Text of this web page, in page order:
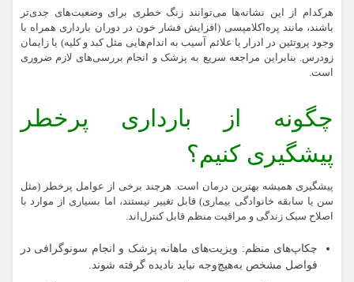
هرکدام از این نشانه‌ها می‌توانند زنگ خطری برای وضعیت‌های جدی‌تر
باشند، مانند پره‌اکلامپسی (افزایش فشار خون در دوران بارداری همراه با
وجود پروتئین در ادرار یا علائم آسیب به اندام‌هایی مثل کبد و کلیه) یا زایمان
زودرس. بنابراین مراجعه سریع به پزشک و انجام بررسی‌های لازم ضروری
است.
چگونه از بارداری پرخطر
پیشگیری کنیم؟
پیشگیری همیشه بهترین درمان است. هرچند برخی از عوامل پرخطر (مثل
سن یا سابقه خانوادگی بیماری) قابل تغییر نیستند، اما بسیاری از موارد با
اصلاح سبک زندگی و مراقبت منظم قابل کنترل‌اند.
چکاپ‌های منظم: ویزیت‌های ماهانه پزشک و انجام سونوگرافی در
فواصل مشخص به‌هیچ‌وجه نباید نادیده گرفته شوند.